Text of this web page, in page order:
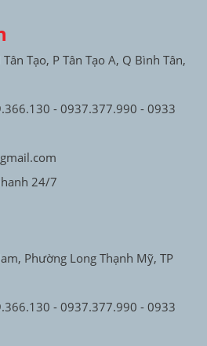
Tạo, P Tân Tạo A, Q Bình Tân,
- 0937.377.990 - 0933
24/7
Phường Long Thạnh Mỹ, TP
- 0937.377.990 - 0933